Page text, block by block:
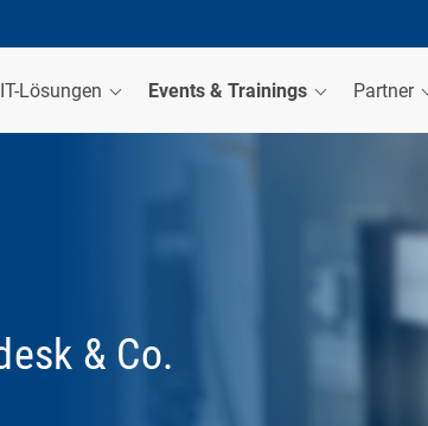
IT-Lösungen Events & Trainings Partner
& Co.